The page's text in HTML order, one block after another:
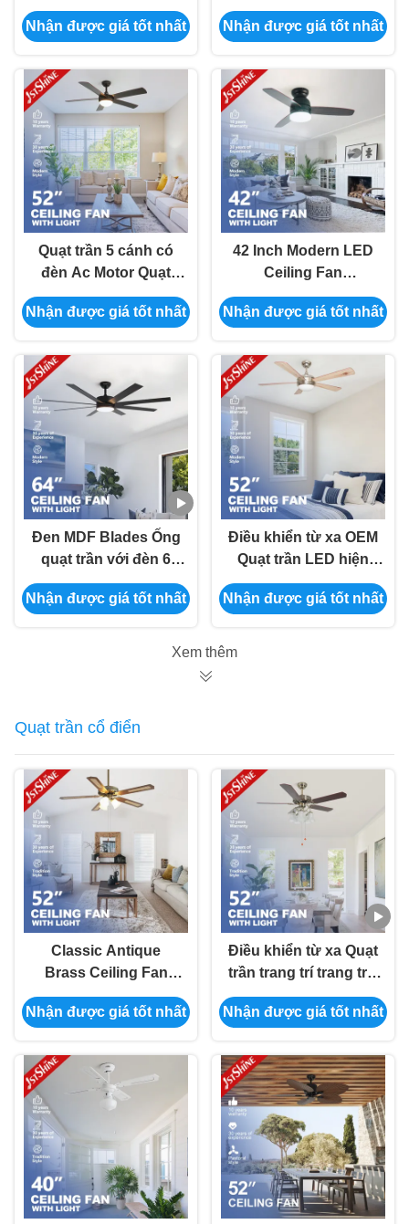
Blade Tiếng ồn thấp
hơn cho trường học
Nhận được giá tốt nhất
trần màu trắng với 4
cánh MDF
Nhận được giá tốt nhất
Quạt trần 5 cánh có
đèn Ac Motor Quạt
trần Led hiện đại điều
khiển từ xa 3 tốc độ
Nhận được giá tốt nhất
42 Inch Modern LED
Ceiling Fan
Reversible 6 Speed
Choice với MDF
Nhận được giá tốt nhất
Đen MDF Blades Ống
quạt trần với đèn 6
tốc độ điều khiển từ
xa điều khiển ứng
Nhận được giá tốt nhất
Điều khiển từ xa OEM
Quạt trần LED hiện
đại với 5 cánh MDF
nhẹ
Nhận được giá tốt nhất
Xem thêm
Quạt trần cổ điển
Classic Antique
Brass Ceiling Fan
With Light Pull Chain
AC Motor 5 Mdf Blade
động xoắn ốc 5 Mdf
Blade)
Nhận được giá tốt nhất
Điều khiển từ xa Quạt
trần trang trí trang trại
52 inch với 5 đèn
Nhận được giá tốt nhất